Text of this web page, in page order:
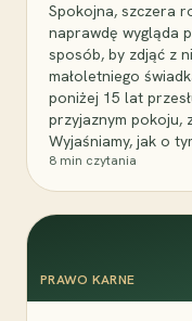
Spokojna, szczera
naprawdę wygląda
sposób, by zdjąć z
małoletniego
poniżej 15 lat
przyjaznym pokoju,
Wyjaśniamy, jak o
8 min czytania
PRAWO KARNE